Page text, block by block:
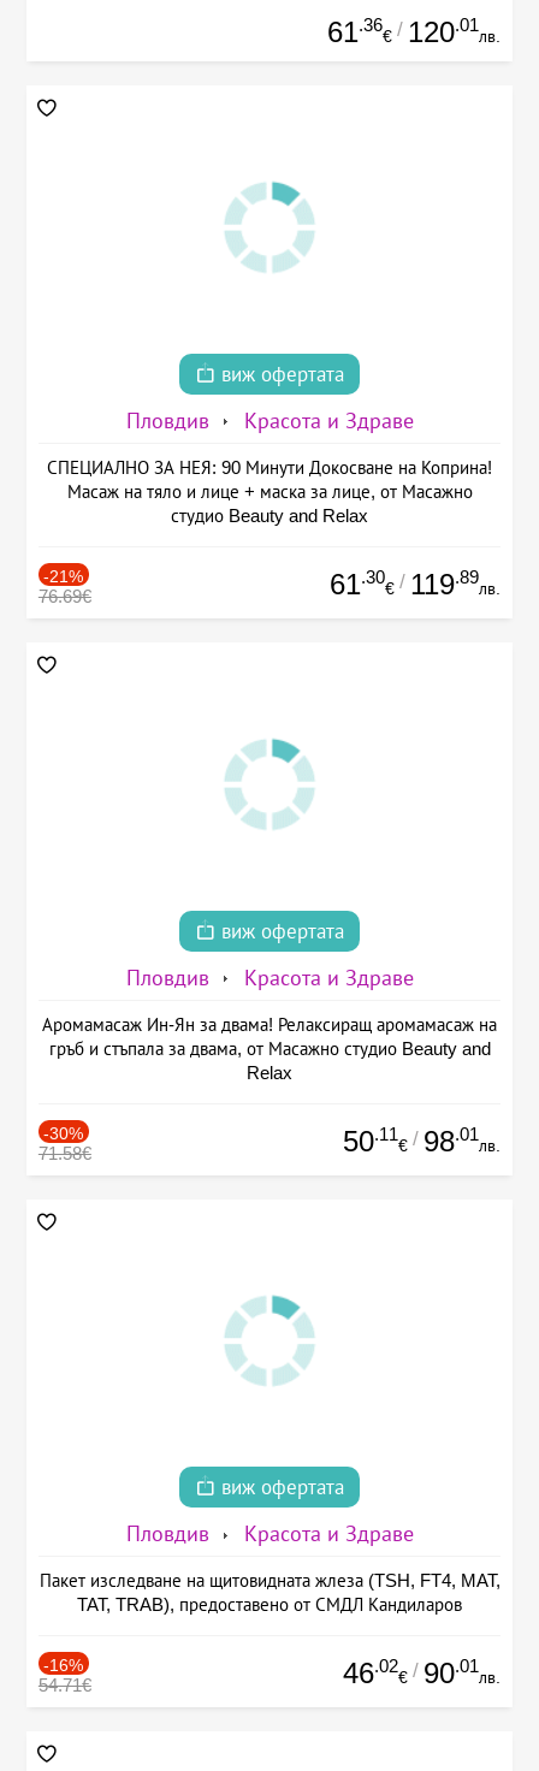
61.36
€ / 120.01
лв.
виж офертата
Пловдив Красота и Здраве
СПЕЦИАЛНО ЗА НЕЯ: 90 Минути Докосване на Коприна!
Масаж на тяло и лице + маска за лице, от Масажно
студио Beauty and Relax
-21%
76.69€ 61.30
€ / 119.89
лв.
виж офертата
Пловдив Красота и Здраве
Аромамасаж Ин-Ян за двама! Релаксиращ аромамасаж на
гръб и стъпала за двама, от Масажно студио Beauty and
Relax
-30%
71.58€ 50.11
€ / 98.01
лв.
виж офертата
Пловдив Красота и Здраве
Пакет изследване на щитовидната жлеза (TSH, FT4, MAT,
TAT, TRAB), предоставено от СМДЛ Кандиларов
-16%
54.71€ 46.02
€ / 90.01
лв.